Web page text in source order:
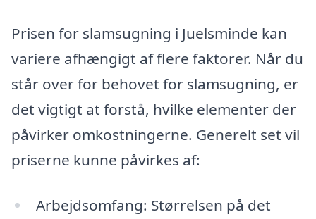
Prisen for slamsugning i Juelsminde kan
variere afhængigt af flere faktorer. Når du
står over for behovet for slamsugning, er
det vigtigt at forstå, hvilke elementer der
påvirker omkostningerne. Generelt set vil
priserne kunne påvirkes af:
Arbejdsomfang: Størrelsen på det